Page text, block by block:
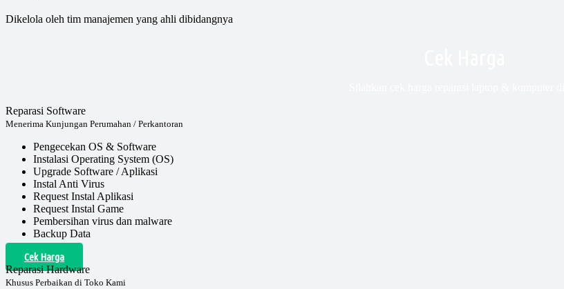
Dikelola oleh tim manajemen yang ahli dibidangnya
Reparasi Software
Menerima Kunjungan Perumahan / Perkantoran
Pengecekan OS & Software
Instalasi Operating System (OS)
Upgrade Software / Aplikasi
Instal Anti Virus
Request Instal Aplikasi
Request Instal Game
Pembersihan virus dan malware
Backup Data
Cek Harga
Reparasi Hardware
Khusus Perbaikan di Toko Kami